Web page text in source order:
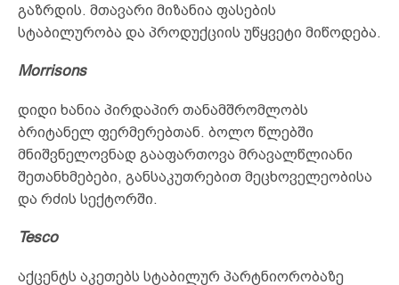
გაზრდის. მთავარი მიზანია ფასების
სტაბილურობა და პროდუქციის უწყვეტი მიწოდება.
Morrisons
დიდი ხანია პირდაპირ თანამშრომლობს
ბრიტანელ ფერმერებთან. ბოლო წლებში
მნიშვნელოვნად გააფართოვა მრავალწლიანი
შეთანხმებები, განსაკუთრებით მეცხოველეობისა
და რძის სექტორში.
Tesco
აქცენტს აკეთებს სტაბილურ პარტნიორობაზე